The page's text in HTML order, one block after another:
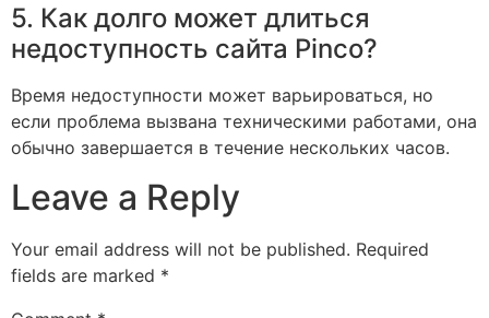
5. Как долго может длиться
недоступность сайта Pinco?
Время недоступности может варьироваться, но
если проблема вызвана техническими работами, она
обычно завершается в течение нескольких часов.
Leave a Reply
Your email address will not be published. Required
fields are marked *